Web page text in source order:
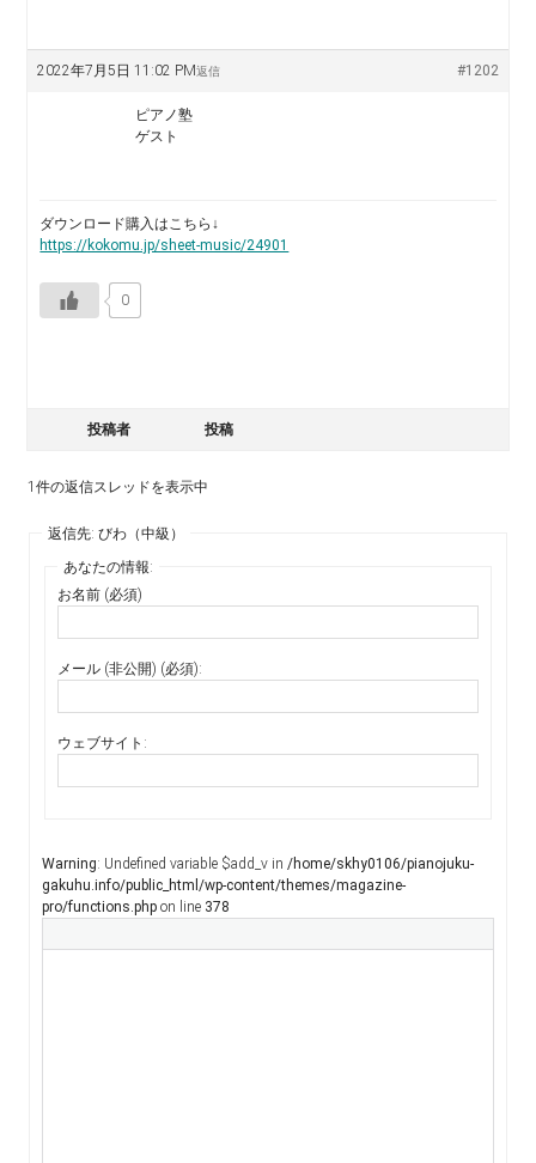
2022年7月5日 11:02 PM #1202
返信
ピアノ塾
ゲスト
ダウンロード購入はこちら↓
https://kokomu.jp/sheet-music/24901
0
投稿者 投稿
1件の返信スレッドを表示中
返信先: びわ（中級）
あなたの情報:
お名前 (必須)
メール (非公開) (必須):
ウェブサイト:
Warning : Undefined variable $add_v in /home/skhy0106/pianojuku-
gakuhu.info/public_html/wp-content/themes/magazine-
pro/functions.php on line 378